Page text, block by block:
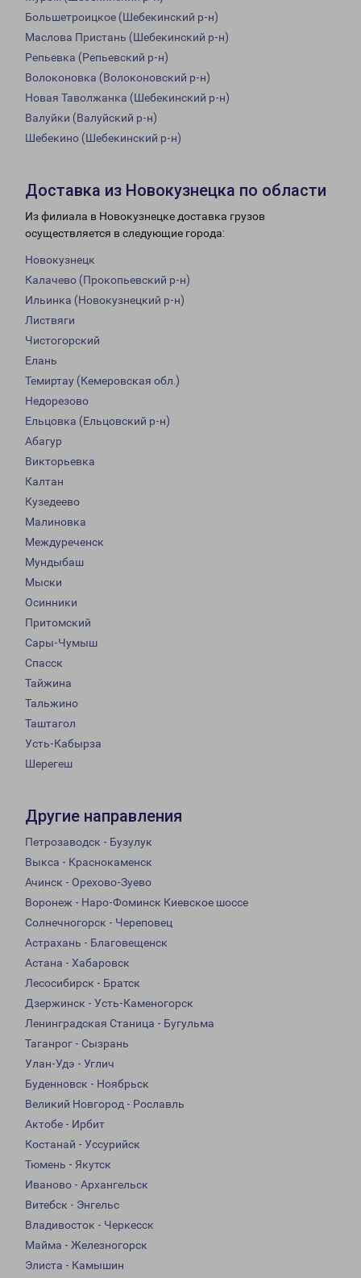
Большетроицкое (Шебекинский р-н)
Маслова Пристань (Шебекинский р-н)
Репьевка (Репьевский р-н)
Волоконовка (Волоконовский р-н)
Новая Таволжанка (Шебекинский р-н)
Валуйки (Валуйский р-н)
Шебекино (Шебекинский р-н)
Доставка из Новокузнецка по области
Из филиала в Новокузнецке доставка грузов
осуществляется в следующие города:
Новокузнецк
Калачево (Прокопьевский р-н)
Ильинка (Новокузнецкий р-н)
Листвяги
Чистогорский
Елань
Темиртау (Кемеровская обл.)
Недорезово
Ельцовка (Ельцовский р-н)
Абагур
Викторьевка
Калтан
Кузедеево
Малиновка
Междуреченск
Мундыбаш
Мыски
Осинники
Притомский
Сары-Чумыш
Спасск
Тайжина
Тальжино
Таштагол
Усть-Кабырза
Шерегеш
Другие направления
Петрозаводск - Бузулук
Выкса - Краснокаменск
Ачинск - Орехово-Зуево
Воронеж - Наро-Фоминск Киевское шоссе
Солнечногорск - Череповец
Астрахань - Благовещенск
Астана - Хабаровск
Лесосибирск - Братск
Дзержинск - Усть-Каменогорск
Ленинградская Станица - Бугульма
Таганрог - Сызрань
Улан-Удэ - Углич
Буденновск - Ноябрьск
Великий Новгород - Рославль
Актобе - Ирбит
Костанай - Уссурийск
Тюмень - Якутск
Иваново - Архангельск
Витебск - Энгельс
Владивосток - Черкесск
Майма - Железногорск
Элиста - Камышин